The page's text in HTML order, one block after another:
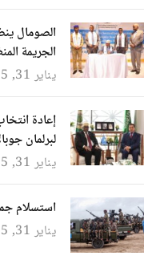
الصومال
الجريمة
يناير 31, 2025
إعادة
لبرلمان
يناير 31, 2025
استسلام
يناير 31, 2025